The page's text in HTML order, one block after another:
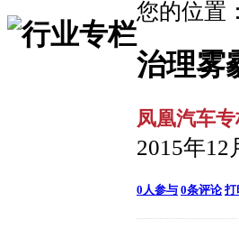
您的位置：
治理雾
凤凰汽车
2015年12
0人参与 0条评论 打